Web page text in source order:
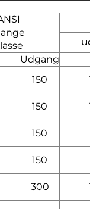
Udgang
150
150
150
150
300